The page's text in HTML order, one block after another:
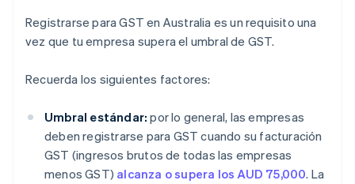
Registrarse para GST en Australia es un requisito una
vez que tu empresa supera el umbral de GST.
Recuerda los siguientes factores:
Umbral estándar: por lo general, las empresas
deben registrarse para GST cuando su facturación
GST (ingresos brutos de todas las empresas
menos GST) alcanza o supera los AUD 75,000. La